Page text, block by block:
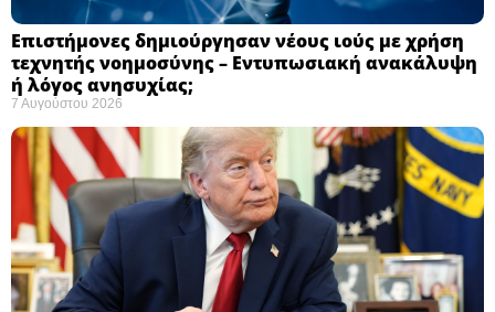
Επιστήμονες δημιούργησαν νέους ιούς με χρήση
τεχνητής νοημοσύνης – Εντυπωσιακή ανακάλυψη
ή λόγος ανησυχίας; ​
7 Αυγούστου 2026